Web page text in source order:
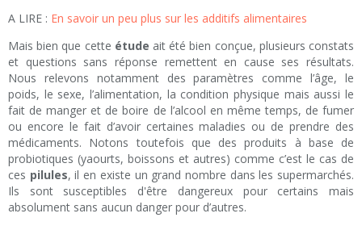
A LIRE : En savoir un peu plus sur les additifs alimentaires
Mais bien que cette étude ait été bien conçue, plusieurs constats
et questions sans réponse remettent en cause ses résultats.
Nous relevons notamment des paramètres comme l’âge, le
poids, le sexe, l’alimentation, la condition physique mais aussi le
fait de manger et de boire de l’alcool en même temps, de fumer
ou encore le fait d’avoir certaines maladies ou de prendre des
médicaments. Notons toutefois que des produits à base de
probiotiques (yaourts, boissons et autres) comme c’est le cas de
ces pilules, il en existe un grand nombre dans les supermarchés.
Ils sont susceptibles d'être dangereux pour certains mais
absolument sans aucun danger pour d’autres.